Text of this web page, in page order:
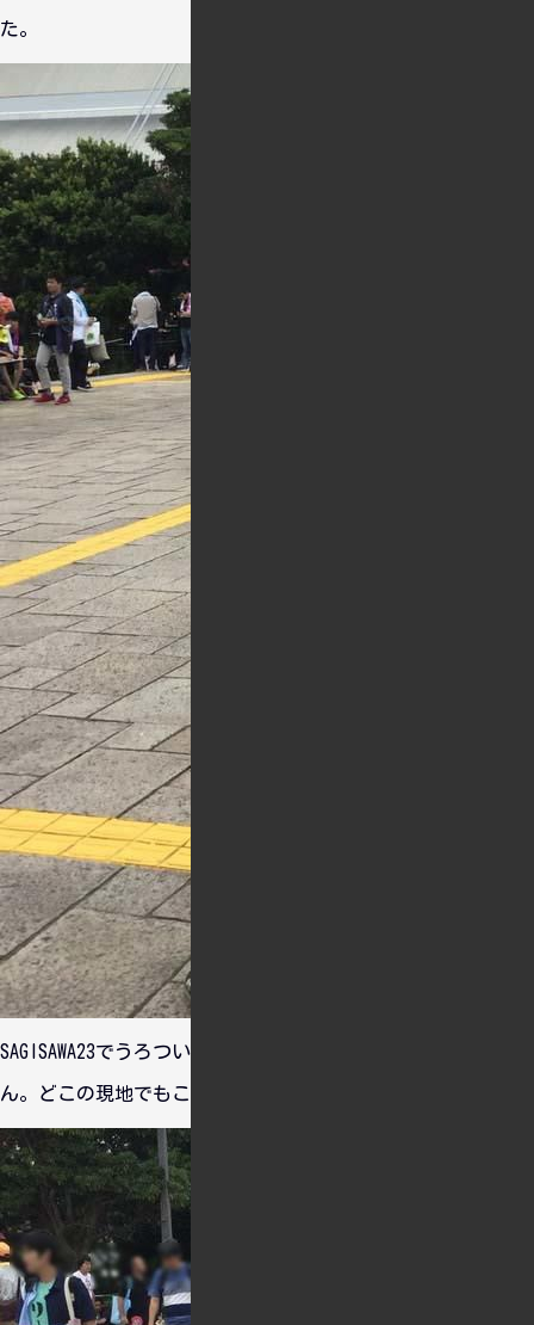
た。
SAGISAWA23でうろついてるPがいたらそれは僕かもしれませ
ん。どこの現地でもこれ着てうろついています。